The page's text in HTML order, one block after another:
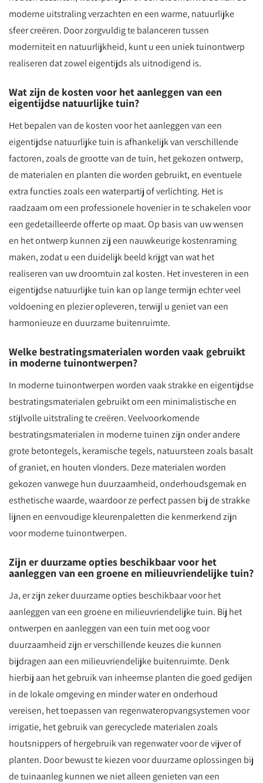
moderne uitstraling verzachten en een warme, natuurlijke
sfeer creëren. Door zorgvuldig te balanceren tussen
moderniteit en natuurlijkheid, kunt u een uniek tuinontwerp
realiseren dat zowel eigentijds als uitnodigend is.
Wat zijn de kosten voor het aanleggen van een
eigentijdse natuurlijke tuin?
Het bepalen van de kosten voor het aanleggen van een
eigentijdse natuurlijke tuin is afhankelijk van verschillende
factoren, zoals de grootte van de tuin, het gekozen ontwerp,
de materialen en planten die worden gebruikt, en eventuele
extra functies zoals een waterpartij of verlichting. Het is
raadzaam om een professionele hovenier in te schakelen voor
een gedetailleerde offerte op maat. Op basis van uw wensen
en het ontwerp kunnen zij een nauwkeurige kostenraming
maken, zodat u een duidelijk beeld krijgt van wat het
realiseren van uw droomtuin zal kosten. Het investeren in een
eigentijdse natuurlijke tuin kan op lange termijn echter veel
voldoening en plezier opleveren, terwijl u geniet van een
harmonieuze en duurzame buitenruimte.
Welke bestratingsmaterialen worden vaak gebruikt
in moderne tuinontwerpen?
In moderne tuinontwerpen worden vaak strakke en eigentijdse
bestratingsmaterialen gebruikt om een minimalistische en
stijlvolle uitstraling te creëren. Veelvoorkomende
bestratingsmaterialen in moderne tuinen zijn onder andere
grote betontegels, keramische tegels, natuursteen zoals basalt
of graniet, en houten vlonders. Deze materialen worden
gekozen vanwege hun duurzaamheid, onderhoudsgemak en
esthetische waarde, waardoor ze perfect passen bij de strakke
lijnen en eenvoudige kleurenpaletten die kenmerkend zijn
voor moderne tuinontwerpen.
Zijn er duurzame opties beschikbaar voor het
aanleggen van een groene en milieuvriendelijke tuin?
Ja, er zijn zeker duurzame opties beschikbaar voor het
aanleggen van een groene en milieuvriendelijke tuin. Bij het
ontwerpen en aanleggen van een tuin met oog voor
duurzaamheid zijn er verschillende keuzes die kunnen
bijdragen aan een milieuvriendelijke buitenruimte. Denk
hierbij aan het gebruik van inheemse planten die goed gedijen
in de lokale omgeving en minder water en onderhoud
vereisen, het toepassen van regenwateropvangsystemen voor
irrigatie, het gebruik van gerecyclede materialen zoals
houtsnippers of hergebruik van regenwater voor de vijver of
planten. Door bewust te kiezen voor duurzame oplossingen bij
de tuinaanleg kunnen we niet alleen genieten van een